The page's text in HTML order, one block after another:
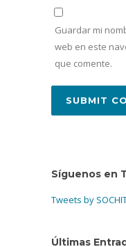
Guardar mi
web en este
que comente.
Síguenos en
Tweets by
Últimas